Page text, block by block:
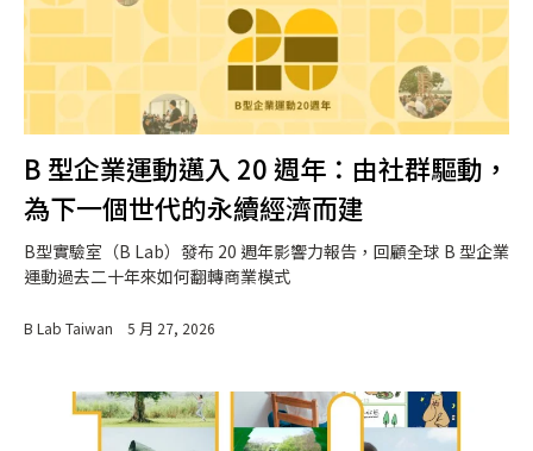
B 型企業運動邁入 20 週年：由社群驅動，
為下一個世代的永續經濟而建
B型實驗室（B Lab）發布 20 週年影響力報告，回顧全球 B 型企業
運動過去二十年來如何翻轉商業模式
B Lab Taiwan 5 月 27, 2026